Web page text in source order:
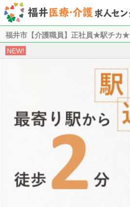
福井市【介護職員】正社員★駅チカ★
NEW!